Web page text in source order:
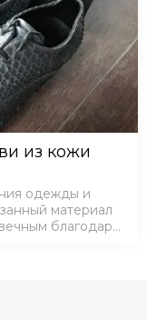
из кожи
одежды и
материал
благодаря